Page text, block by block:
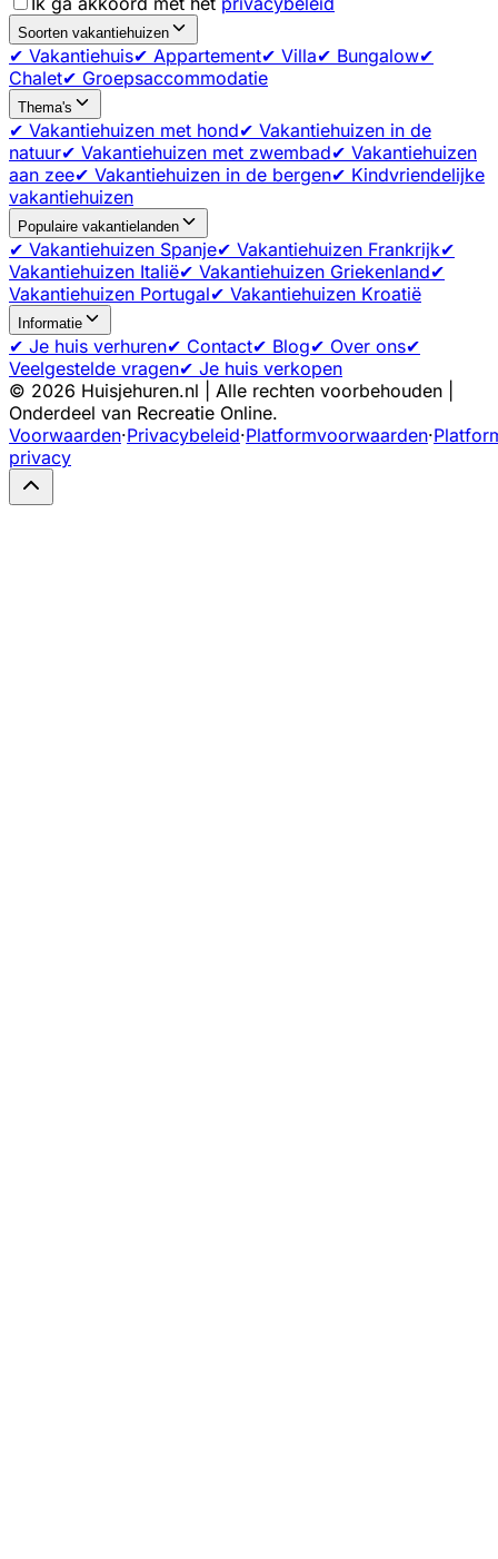
Soorten vakantiehuizen
✔ Vakantiehuis✔ Appartement✔ Villa✔ Bungalow✔
Chalet✔ Groepsaccommodatie
Thema's
✔ Vakantiehuizen met hond✔ Vakantiehuizen in de
natuur✔ Vakantiehuizen met zwembad✔ Vakantiehuizen
aan zee✔ Vakantiehuizen in de bergen✔ Kindvriendelijke
vakantiehuizen
Populaire vakantielanden
✔ Vakantiehuizen Spanje✔ Vakantiehuizen Frankrijk✔
Vakantiehuizen Italië✔ Vakantiehuizen Griekenland✔
Vakantiehuizen Portugal✔ Vakantiehuizen Kroatië
Informatie
✔ Je huis verhuren✔ Contact✔ Blog✔ Over ons✔
Veelgestelde vragen✔ Je huis verkopen
© 2026 Huisjehuren.nl | Alle rechten voorbehouden |
Onderdeel van Recreatie Online.
Voorwaarden·Privacybeleid·Platformvoorwaarden·
privacy